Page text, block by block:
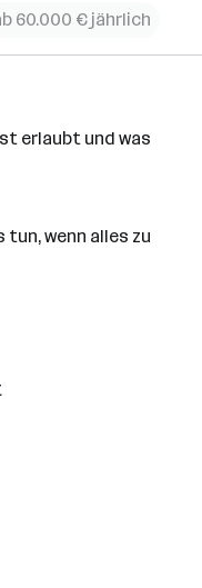
60.000 € jährlich
erlaubt und was
tun, wenn alles zu